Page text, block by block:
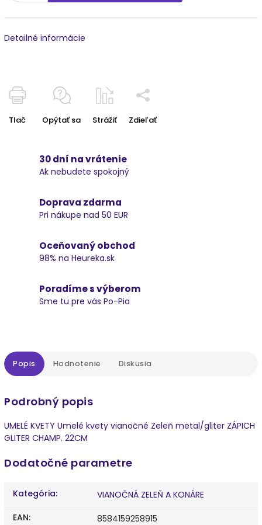
Detailné informácie
Tlač Opýtať sa Strážiť Zdieľať
30 dní na vrátenie
Ak nebudete spokojný
Doprava zdarma
Pri nákupe nad 50 EUR
Oceňovaný obchod
98% na Heureka.sk
Poradíme s výberom
Sme tu pre vás Po-Pia
Popis Hodnotenie Diskusia
Podrobný popis
UMELÉ KVETY Umelé kvety vianočné Zeleň metal/gliter ZÁPICH
GLITER CHAMP. 22CM
Dodatočné parametre
Kategória:
VIANOČNÁ ZELEŇ A KONÁRE
EAN: 8584159258915